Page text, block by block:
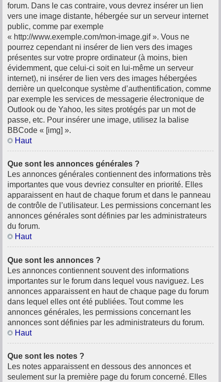
forum. Dans le cas contraire, vous devrez insérer un lien
vers une image distante, hébergée sur un serveur internet
public, comme par exemple
« http://www.exemple.com/mon-image.gif ». Vous ne
pourrez cependant ni insérer de lien vers des images
présentes sur votre propre ordinateur (à moins, bien
évidemment, que celui-ci soit en lui-même un serveur
internet), ni insérer de lien vers des images hébergées
derrière un quelconque système d’authentification, comme
par exemple les services de messagerie électronique de
Outlook ou de Yahoo, les sites protégés par un mot de
passe, etc. Pour insérer une image, utilisez la balise
BBCode « [img] ».
Haut
Que sont les annonces générales ?
Les annonces générales contiennent des informations très
importantes que vous devriez consulter en priorité. Elles
apparaissent en haut de chaque forum et dans le panneau
de contrôle de l’utilisateur. Les permissions concernant les
annonces générales sont définies par les administrateurs
du forum.
Haut
Que sont les annonces ?
Les annonces contiennent souvent des informations
importantes sur le forum dans lequel vous naviguez. Les
annonces apparaissent en haut de chaque page du forum
dans lequel elles ont été publiées. Tout comme les
annonces générales, les permissions concernant les
annonces sont définies par les administrateurs du forum.
Haut
Que sont les notes ?
Les notes apparaissent en dessous des annonces et
seulement sur la première page du forum concerné. Elles